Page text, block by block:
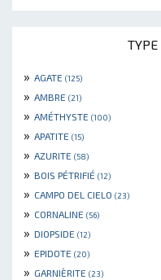
» AGATE (125)
» AMBRE (21)
» AMÉTHYSTE (100)
» APATITE (15)
» AZURITE (58)
» BOIS PÉTRIFIÉ (12)
» CAMPO DEL CIELO (23)
» CORNALINE (56)
» DIOPSIDE (12)
» EPIDOTE (20)
» GARNIÈRITE (23)